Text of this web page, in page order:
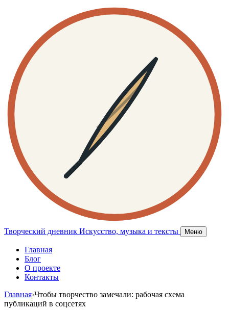
Творческий дневник Искусство, музыка и тексты Меню
Главная
Блог
О проекте
Контакты
Главная›Чтобы творчество замечали: рабочая схема
публикаций в соцсетях